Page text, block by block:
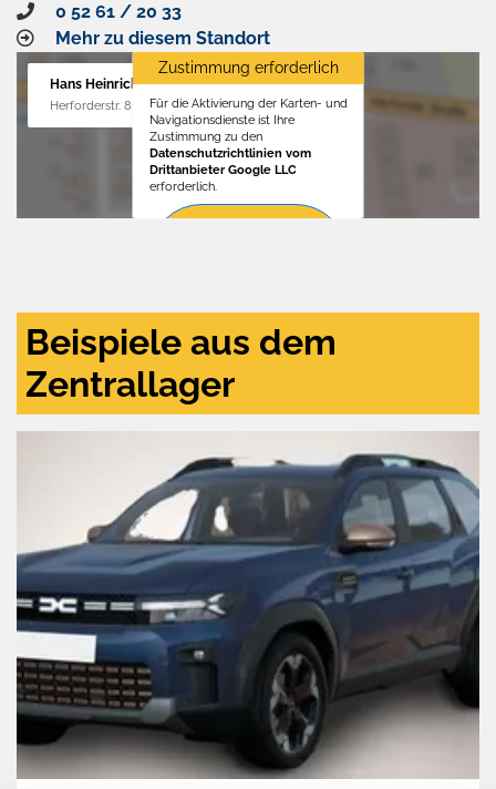
0 52 61 / 20 33
Mehr zu diesem Standort
Hans Heinrichs GmbH
Herforderstr. 81, 32657 Lemgo
Zustimmung erforderlich
Für die Aktivierung der Karten- und
Navigationsdienste ist Ihre
Zustimmung zu den
Datenschutzrichtlinien vom
Drittanbieter Google LLC
erforderlich.
Beispiele aus dem
Zentrallager